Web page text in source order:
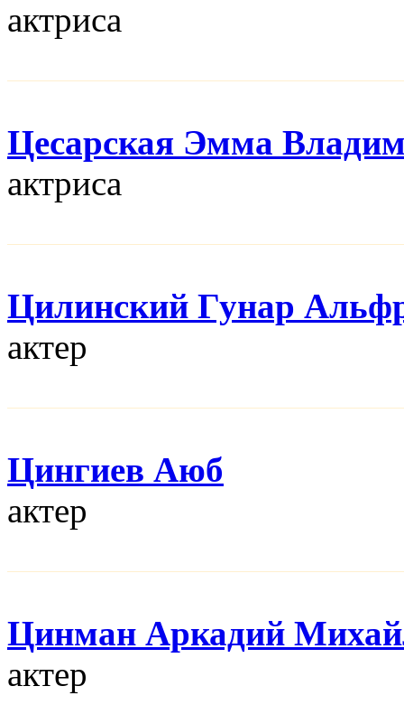
актриса
Цесарская Эмма
актриса
Цилинский Гунар
актер
Цингиев Аюб
актер
Цинман Аркадий
актер